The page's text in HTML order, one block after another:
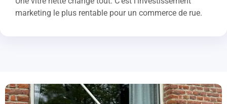
marketing le plus rentable pour un commerce de rue.